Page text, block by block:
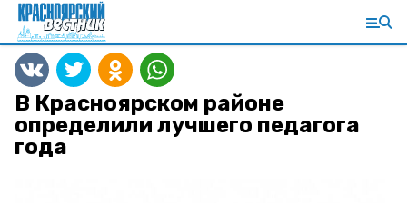
В Красноярском районе
определили лучшего педагога
года